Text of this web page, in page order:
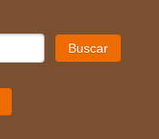
Buscar